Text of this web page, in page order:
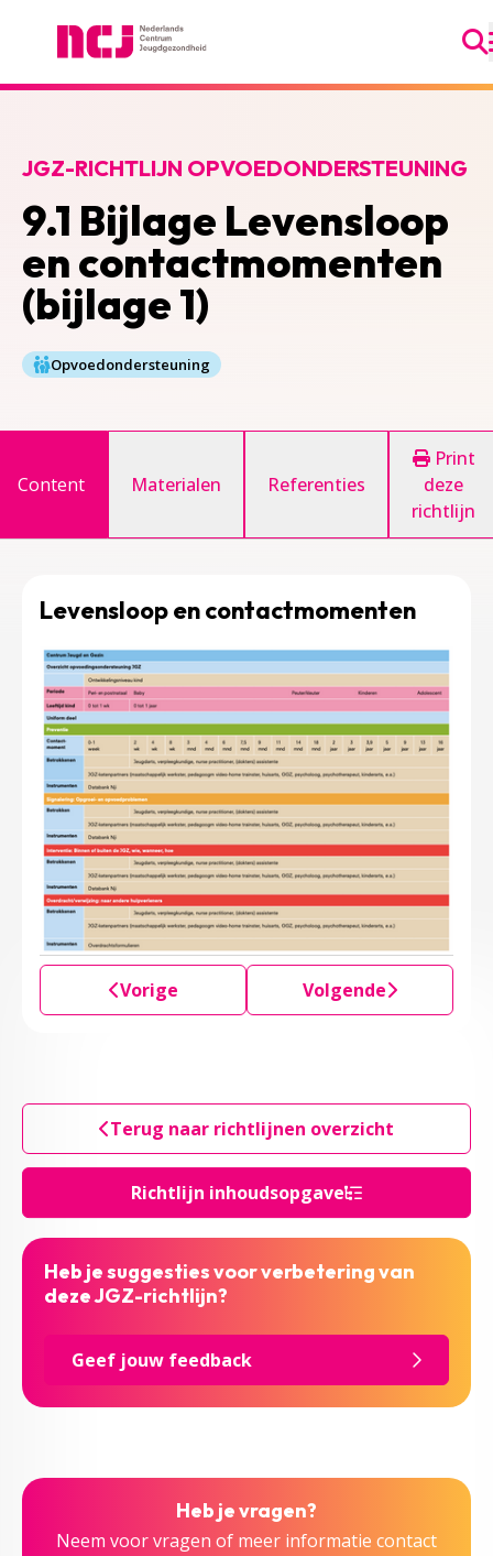
9.1 Bijlage Levensloop
en contactmomenten
(bijlage 1)
JGZ-RICHTLIJN OPVOEDONDERSTEUNING
Opvoedondersteuning
Richtlijn inhoudsopgave
Content Materialen Referenties
Print
deze
richtlijn
Levensloop en contactmomenten
Vorige Volgende
Terug naar richtlijnen overzicht
Heb je suggesties voor verbetering van
deze JGZ-richtlijn?
Geef jouw feedback
Heb je vragen?
Neem voor vragen of meer informatie contact